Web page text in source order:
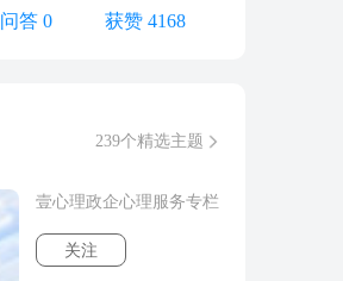
问答 0 获赞 4168
239个精选主题
壹心理政企心理服务专栏
关注